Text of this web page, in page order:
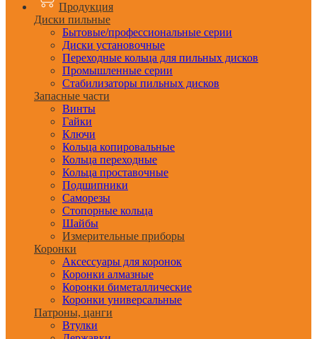
Продукция
Диски пильные
Бытовые/профессиональные серии
Диски установочные
Переходные кольца для пильных дисков
Промышленные серии
Стабилизаторы пильных дисков
Запасные части
Винты
Гайки
Ключи
Кольца копировальные
Кольца переходные
Кольца проставочные
Подшипники
Саморезы
Стопорные кольца
Шайбы
Измерительные приборы
Коронки
Аксессуары для коронок
Коронки алмазные
Коронки биметаллические
Коронки универсальные
Патроны, цанги
Втулки